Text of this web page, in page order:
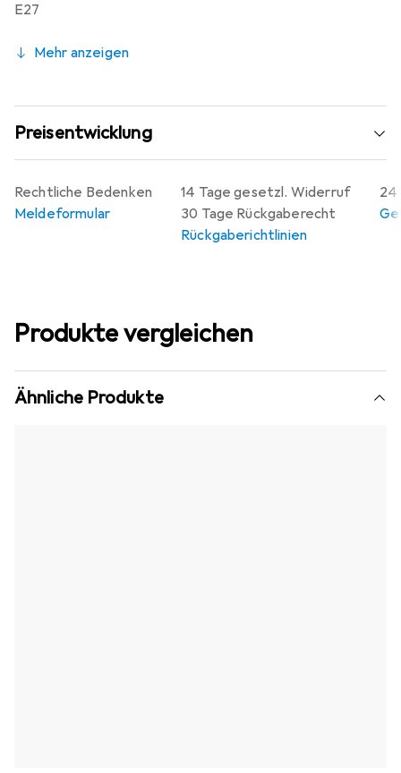
E27
Mehr anzeigen
Preisentwicklung
14 Tage gesetzl. Widerruf
30 Tage Rückgaberecht
Rückgaberichtlinien
24
Rechtliche Bedenken
Meldeformular
Produkte vergleichen
Ähnliche Produkte